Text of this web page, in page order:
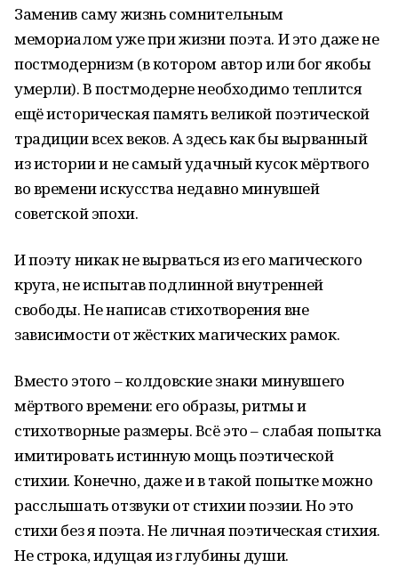
Заменив саму жизнь сомнительным
мемориалом уже при жизни поэта. И это даже не
постмодернизм (в котором автор или бог якобы
умерли). В постмодерне необходимо теплится
ещё историческая память великой поэтической
традиции всех веков. А здесь как бы вырванный
из истории и не самый удачный кусок мёртвого
во времени искусства недавно минувшей
советской эпохи.
И поэту никак не вырваться из его магического
круга, не испытав подлинной внутренней
свободы. Не написав стихотворения вне
зависимости от жёстких магических рамок.
Вместо этого – колдовские знаки минувшего
мёртвого времени: его образы, ритмы и
стихотворные размеры. Всё это – слабая попытка
имитировать истинную мощь поэтической
стихии. Конечно, даже и в такой попытке можно
расслышать отзвуки от стихии поэзии. Но это
стихи без я поэта. Не личная поэтическая стихия.
Не строка, идущая из глубины души.